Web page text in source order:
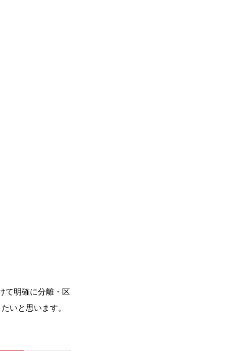
て明確に分離・区
いと思います。